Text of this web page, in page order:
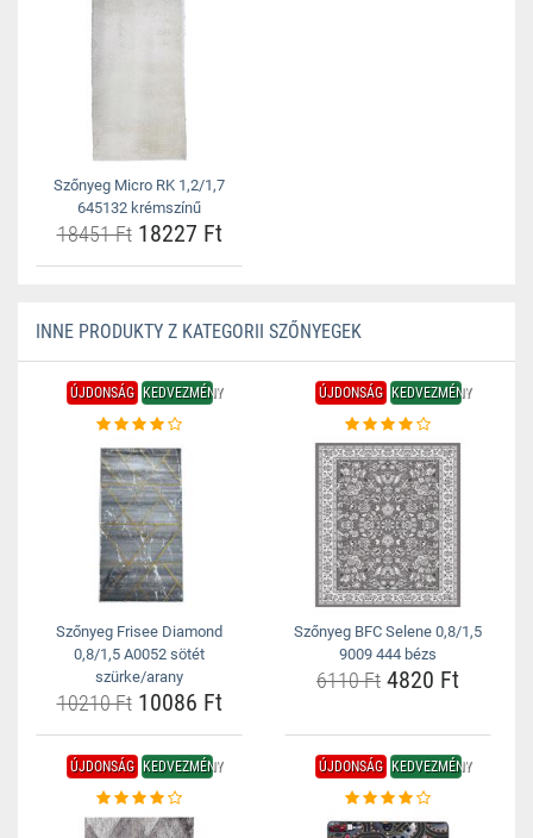
Szőnyeg Micro RK 1,2/1,7
645132 krémszínű
18451 Ft18227 Ft
INNE PRODUKTY Z KATEGORII SZŐNYEGEK
ÚJDONSÁG KEDVEZMÉNY
Szőnyeg Frisee Diamond
0,8/1,5 A0052 sötét
szürke/arany
10210 Ft10086 Ft
ÚJDONSÁG KEDVEZMÉNY
Szőnyeg BFC Selene 0,8/1,5
9009 444 bézs
6110 Ft 4820 Ft
ÚJDONSÁG KEDVEZMÉNY ÚJDONSÁG KEDVEZMÉNY